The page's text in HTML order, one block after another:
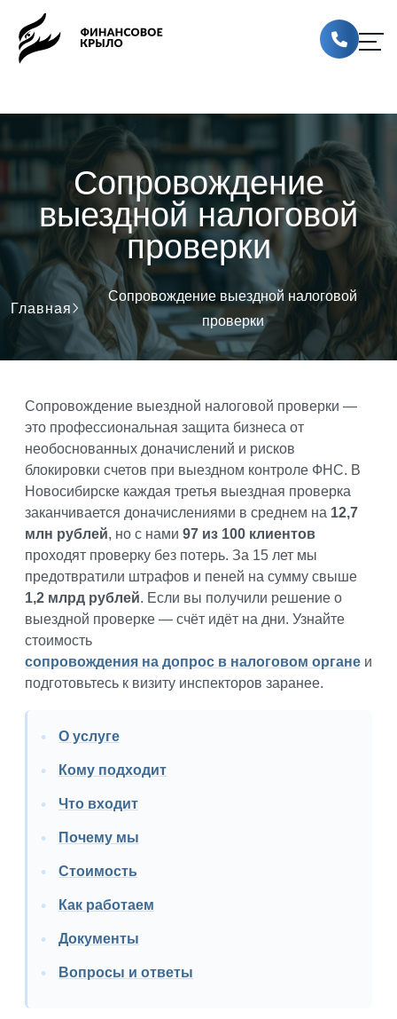
Сопровождение
выездной налоговой
проверки
Главная
Сопровождение выездной налоговой
проверки
Сопровождение выездной налоговой проверки —
это профессиональная защита бизнеса от
необоснованных доначислений и рисков
блокировки счетов при выездном контроле ФНС. В
Новосибирске каждая третья выездная проверка
заканчивается доначислениями в среднем на 12,7
млн рублей, но с нами 97 из 100 клиентов
проходят проверку без потерь. За 15 лет мы
предотвратили штрафов и пеней на сумму свыше
1,2 млрд рублей. Если вы получили решение о
выездной проверке — счёт идёт на дни. Узнайте
стоимость
сопровождения на допрос в налоговом органе и
подготовьтесь к визиту инспекторов заранее.
О услуге
Кому подходит
Что входит
Почему мы
Стоимость
Как работаем
Документы
Вопросы и ответы